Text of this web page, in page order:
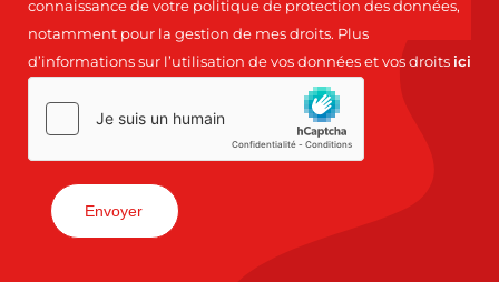
connaissance de votre politique de protection des données,
notamment pour la gestion de mes droits. Plus
d’informations sur l’utilisation de vos données et vos droits ici